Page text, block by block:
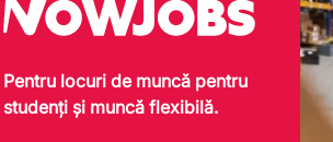
Pentru locuri de muncă pentru
studenți și muncă flexibilă.